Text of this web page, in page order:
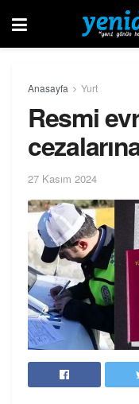
Anasayfa Yurt
Resmi
27 Kasım 2024